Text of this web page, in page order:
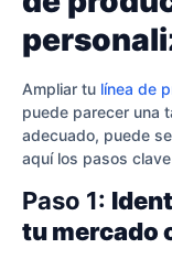
Ampliar tu línea de
puede parecer una
adecuado, puede
aquí los pasos
Paso 1:
tu mercado